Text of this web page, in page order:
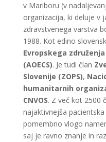
v Mariboru (v
organizacija, ki deluje v
zdravstvenega varstva
1988. Kot edino
Evropskega
(AOECS). Je tudi član
Slovenije (ZOPS),
humanitarnih
CNVOS. Z več kot 2500
najaktivnejša pacientska
pomembno vlogo
saj je ravno znanje in